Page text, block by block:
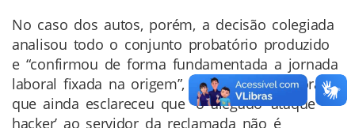
No caso dos autos, porém, a decisão colegiada
analisou todo o conjunto probatório produzido
e “confirmou de forma fundamentada a jornada
laboral fixada na origem”, salientou a relatora,
que ainda esclareceu que “o alegado ‘ataque
hacker’ ao servidor da reclamada não é